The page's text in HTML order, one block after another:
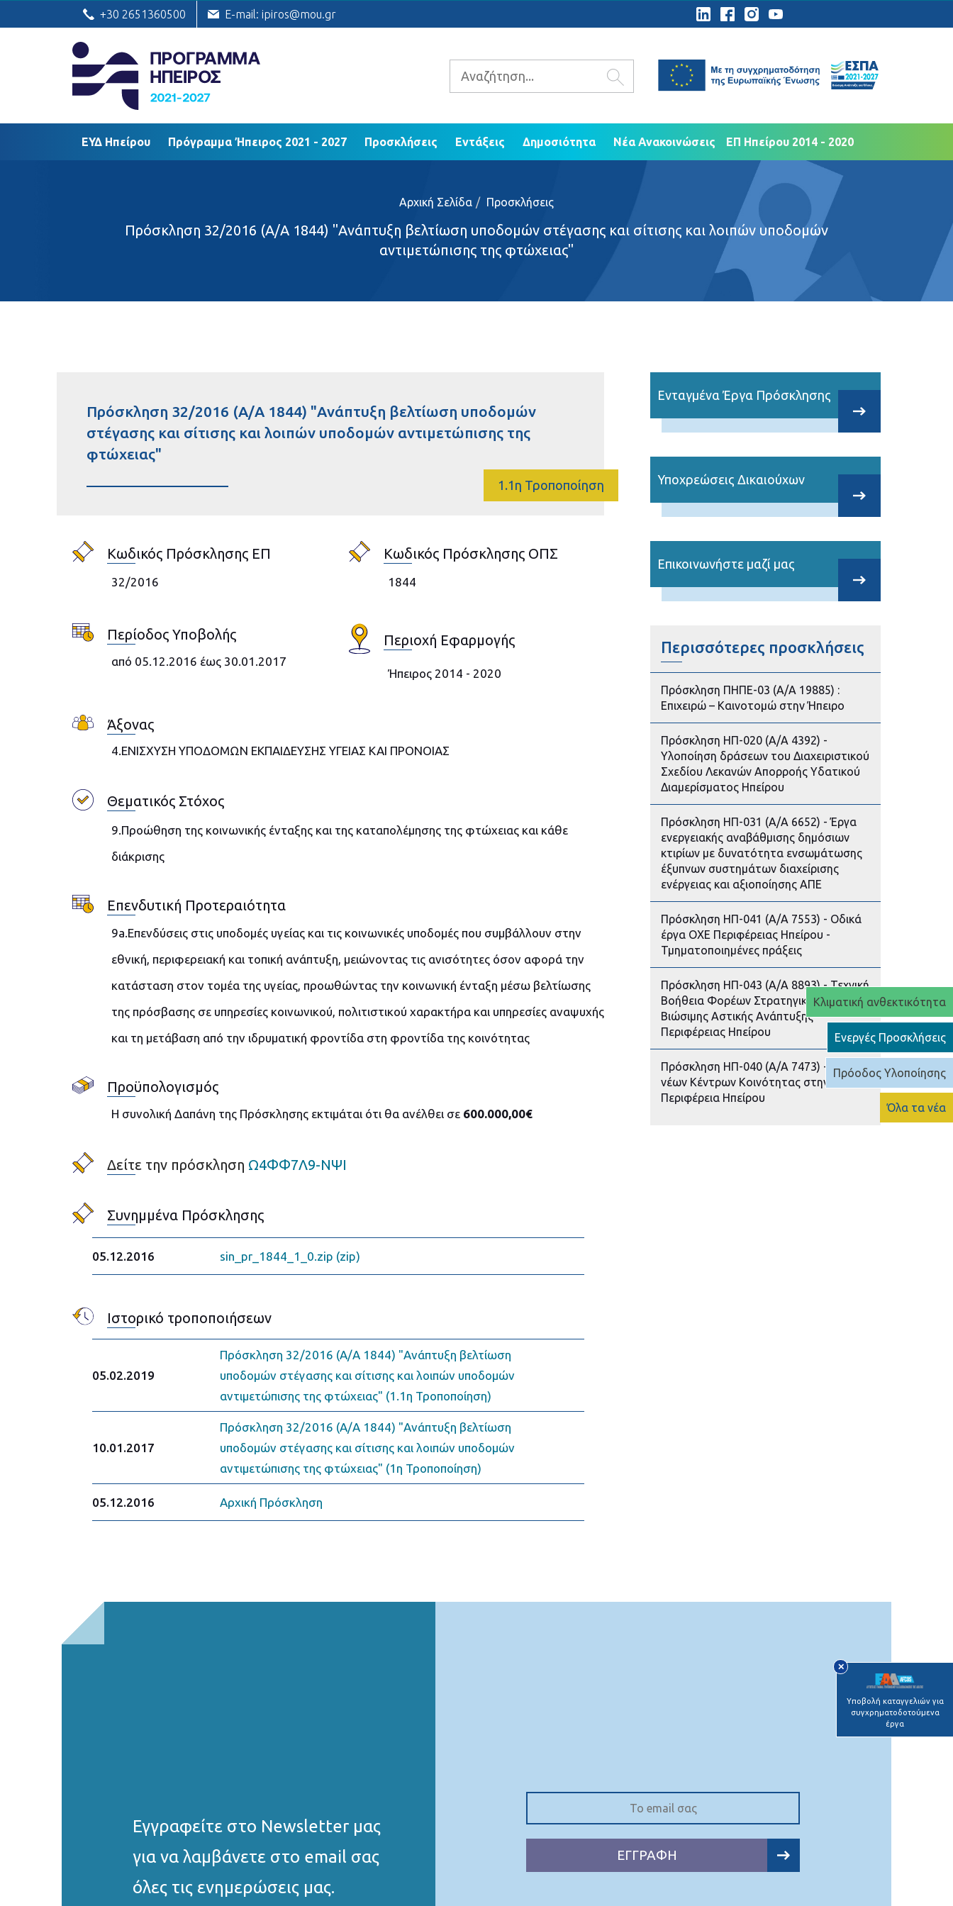
ΕΥΔ Ηπείρου Πρόγραμμα Ήπειρος 2021 - 2027 Δημοσιότητα
Νέα Ανακοινώσεις
Κλιματική ανθεκτικότητα
Ενεργές Προσκλήσεις
Πρόοδος Υλοποίησης
Όλα τα νέα
✕
Υποβολή καταγγελιών για
συγχρηματοδοτούμενα
έργα
+30 2651360500 E-mail: ipiros@mou.gr
ΕΥΔ Ηπείρου Πρόγραμμα Ήπειρος 2021 - 2027 Προσκλήσεις Εντάξεις Δημοσιότητα Νέα Ανακοινώσεις ΕΠ Ηπείρου 2014 - 2020
Αρχική Σελίδα Προσκλήσεις
Πρόσκληση 32/2016 (Α/Α 1844) "Ανάπτυξη βελτίωση υποδομών στέγασης και σίτισης και λοιπών υποδομών
αντιμετώπισης της φτώχειας"
Πρόσκληση 32/2016 (Α/Α 1844) "Ανάπτυξη βελτίωση υποδομών
στέγασης και σίτισης και λοιπών υποδομών αντιμετώπισης της
φτώχειας"
1.1η Τροποποίηση
Κωδικός Πρόσκλησης ΕΠ
32/2016
Κωδικός Πρόσκλησης ΟΠΣ
1844
Περίοδος Υποβολής
από 05.12.2016 έως 30.01.2017
Περιοχή Εφαρμογής
Ήπειρος 2014 - 2020
Άξονας
4.ΕΝΙΣΧΥΣΗ ΥΠΟΔΟΜΩΝ ΕΚΠΑΙΔΕΥΣΗΣ ΥΓΕΙΑΣ ΚΑΙ ΠΡΟΝΟΙΑΣ
Θεματικός Στόχος
9.Προώθηση της κοινωνικής ένταξης και της καταπολέμησης της φτώχειας και κάθε
διάκρισης
Επενδυτική Προτεραιότητα
9a.Επενδύσεις στις υποδομές υγείας και τις κοινωνικές υποδομές που συμβάλλουν στην
εθνική, περιφερειακή και τοπική ανάπτυξη, μειώνοντας τις ανισότητες όσον αφορά την
κατάσταση στον τομέα της υγείας, προωθώντας την κοινωνική ένταξη μέσω βελτίωσης
της πρόσβασης σε υπηρεσίες κοινωνικού, πολιτιστικού χαρακτήρα και υπηρεσίες αναψυχής
και τη μετάβαση από την ιδρυματική φροντίδα στη φροντίδα της κοινότητας
Προϋπολογισμός
Η συνολική Δαπάνη της Πρόσκλησης εκτιμάται ότι θα ανέλθει σε 600.000,00€
Δείτε την πρόσκληση Ω4ΦΦ7Λ9-ΝΨΙ
Συνημμένα Πρόσκλησης
05.12.2016 sin_pr_1844_1_0.zip (zip)
Ιστορικό τροποποιήσεων
05.02.2019
Πρόσκληση 32/2016 (Α/Α 1844) "Ανάπτυξη βελτίωση
υποδομών στέγασης και σίτισης και λοιπών υποδομών
αντιμετώπισης της φτώχειας" (1.1η Τροποποίηση)
10.01.2017
Πρόσκληση 32/2016 (Α/Α 1844) "Ανάπτυξη βελτίωση
υποδομών στέγασης και σίτισης και λοιπών υποδομών
αντιμετώπισης της φτώχειας" (1η Τροποποίηση)
05.12.2016 Αρχική Πρόσκληση
Ενταγμένα Έργα Πρόσκλησης
Υποχρεώσεις Δικαιούχων
Επικοινωνήστε μαζί μας
Περισσότερες προσκλήσεις
Πρόσκληση ΠΗΠΕ-03 (Α/Α 19885) :
Επιχειρώ – Καινοτομώ στην Ήπειρο
Πρόσκληση ΗΠ-020 (Α/Α 4392) -
Υλοποίηση δράσεων του Διαχειριστικού
Σχεδίου Λεκανών Απορροής Υδατικού
Διαμερίσματος Ηπείρου
Πρόσκληση ΗΠ-031 (Α/Α 6652) - Έργα
ενεργειακής αναβάθμισης δημόσιων
κτιρίων με δυνατότητα ενσωμάτωσης
έξυπνων συστημάτων διαχείρισης
ενέργειας και αξιοποίησης ΑΠΕ
Πρόσκληση ΗΠ-041 (Α/Α 7553) - Οδικά
έργα ΟΧΕ Περιφέρειας Ηπείρου -
Τμηματοποιημένες πράξεις
Πρόσκληση ΗΠ-043 (Α/Α 8893) - Τεχνική
Βοήθεια Φορέων Στρατηγικών
Βιώσιμης Αστικής Ανάπτυξης
Περιφέρειας Ηπείρου
Πρόσκληση ΗΠ-040 (Α/Α 7473) - Ίδρυση
νέων Κέντρων Κοινότητας στην
Περιφέρεια Ηπείρου
Εγγραφείτε στο Νewsletter μας
για να λαμβάνετε στο email σας
όλες τις ενημερώσεις μας.
ΕΓΓΡΑΦΗ